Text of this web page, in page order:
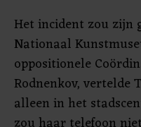
Het incident zou zijn
Nationaal
oppositionele
Rodnenkov, vertelde
alleen in het